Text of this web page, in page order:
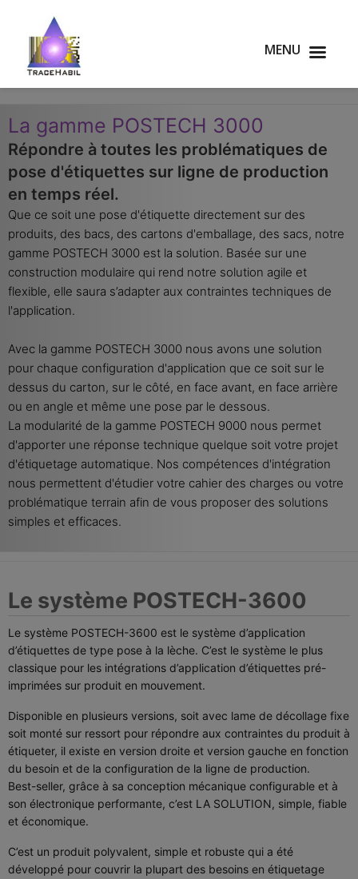
La gamme POSTECH 3000
Répondre à toutes les problématiques de
pose d'étiquettes sur ligne de production
en temps réel.
Que ce soit une pose d'étiquette directement sur des
produits, des bacs, des cartons d'emballage, des sacs, notre
gamme POSTECH 3000 est la solution. Basée sur une
construction modulaire qui rend notre solution agile et
flexible, elle saura s’adapter aux contraintes techniques de
l'application.
Avec la gamme POSTECH 3000 nous avons une solution
pour chaque configuration d'application que ce soit sur le
dessus du carton, sur le côté, en face avant, en face arrière
ou en angle et même une pose par le dessous.
La modularité de la gamme POSTECH 9000 nous permet
d'apporter une réponse technique quelque soit votre projet
d'étiquetage automatique. Nos compétences d'intégration
nous permettent d'étudier votre cahier des charges ou votre
problématique terrain afin de vous proposer des solutions
simples et efficaces.
Le système POSTECH-3600
Le système POSTECH-3600 est le système d’application
d’étiquettes de type pose à la lèche. C’est le système le plus
classique pour les intégrations d’application d’étiquettes pré-
imprimées sur produit en mouvement.
Disponible en plusieurs versions, soit avec lame de décollage fixe
soit monté sur ressort pour répondre aux contraintes du produit à
étiqueter, il existe en version droite et version gauche en fonction
du besoin et de la configuration de la ligne de production.
Best-seller, grâce à sa conception mécanique configurable et à
son électronique performante, c’est LA SOLUTION, simple, fiable
et économique.
C’est un produit polyvalent, simple et robuste qui a été
développé pour couvrir la plupart des besoins en étiquetage
MENU